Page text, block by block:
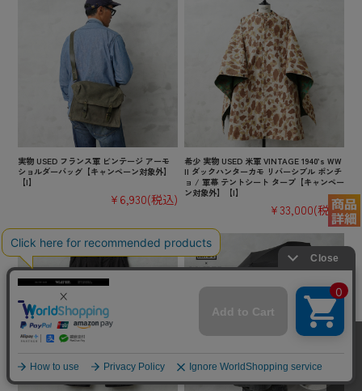
実物 USED フランス軍 ビンテージ アーモ
ショルダーバッグ【キャンペーン対象外】
【I】
¥6,930(税込)
希少 実物 USED 米軍 VINTAGE 1940’s WW
II ダックハンターカモ リバーシブル ポンチ
ョ / 軍幕 テントシート タープ【キャンペー
ン対象外】【I】
¥33,000(税込)